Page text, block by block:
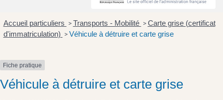
Accueil particuliers > Transports - Mobilité > Carte grise (certificat
d'immatriculation) > Véhicule à détruire et carte grise
Fiche pratique
Véhicule à détruire et carte grise